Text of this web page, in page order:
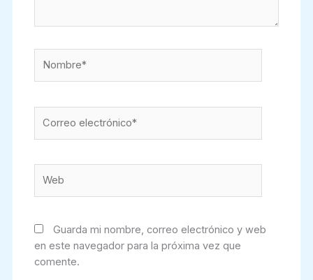
electrónico*
Guarda mi nombre, correo electrónico y web
en este navegador para la próxima vez que
comente.